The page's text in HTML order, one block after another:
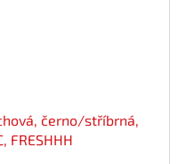
černo/stříbrná,
FRESHHH